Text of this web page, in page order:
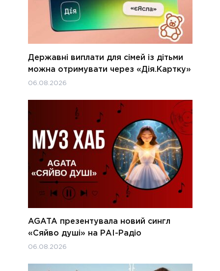
Державні виплати для сімей із дітьми
можна отримувати через «Дія.Картку»
06.08.2026
AGATA презентувала новий сингл
«Сяйво душі» на РАІ-Радіо
06.08.2026